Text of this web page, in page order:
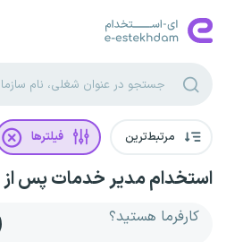
مرتبط‌ترین فیلترها
استخدام مدیر خدمات پس از
کارفرما هستید؟